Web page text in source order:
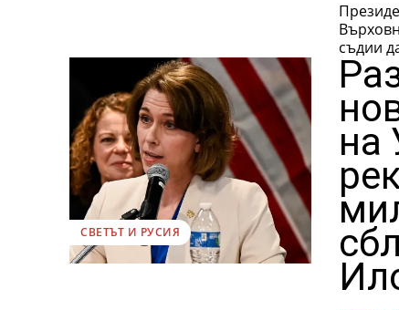
съдии
СВЕТЪТ И РУСИЯ
на